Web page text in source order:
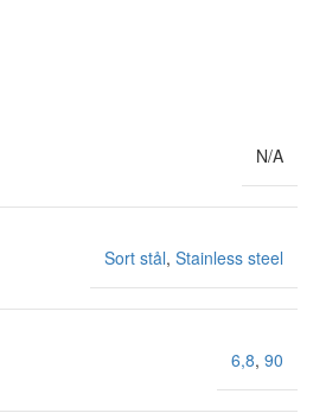
N/A
Sort stål, Stainless steel
6,8, 90